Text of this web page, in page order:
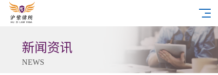
新闻资讯
NEWS